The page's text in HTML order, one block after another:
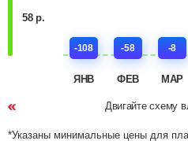
58 р.
-108
ЯНВ
-58
ФЕВ
-8
МАР
Двигайте схему
*Указаны минимальные цены для